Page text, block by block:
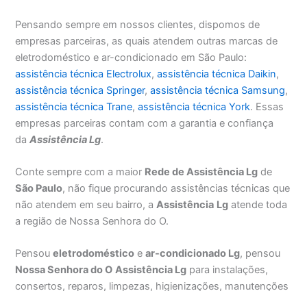
Pensando sempre em nossos clientes, dispomos de
empresas parceiras, as quais atendem outras marcas de
eletrodoméstico e ar-condicionado em São Paulo:
assistência técnica Electrolux,assistência técnica Daikin,
assistência técnica Springer,assistência técnica Samsung,
assistência técnica Trane,assistência técnica York. Essas
empresas parceiras contam com a garantia e confiança
daAssistência Lg.
Conte sempre com a maior Rede de Assistência Lg de
São Paulo, não fique procurando assistências técnicas que
não atendem em seu bairro, aAssistência Lg atende toda
a região de Nossa Senhora do O.
Pensoueletrodoméstico ear-condicionado Lg, pensou
Nossa Senhora do O Assistência Lg para instalações,
consertos, reparos, limpezas, higienizações, manutenções